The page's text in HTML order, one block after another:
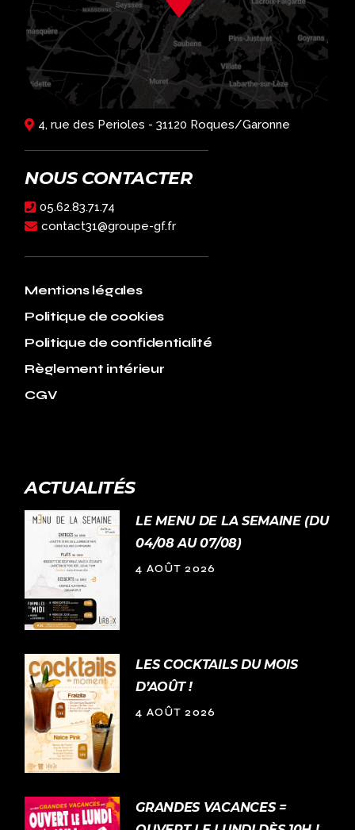
4, rue des Perioles - 31120 Roques/Garonne
NOUS CONTACTER
05.62.83.71.74
contact31@groupe-gf.fr
Mentions légales
Politique de cookies
Politique de confidentialité
Règlement intérieur
CGV
ACTUALITÉS
LE MENU DE LA SEMAINE (DU
04/08 AU 07/08)
4 AOÛT 2026
LES COCKTAILS DU MOIS
D’AOÛT !
4 AOÛT 2026
GRANDES VACANCES =